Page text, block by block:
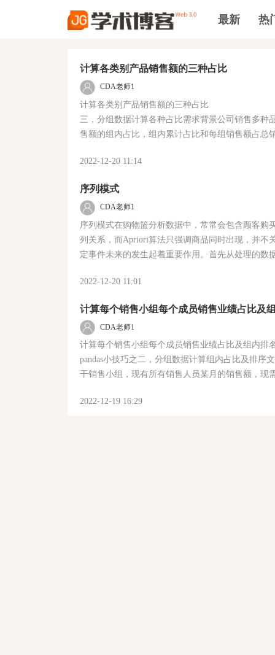
最新 热
计算各类别产品销售额的三种占比
CDA老师1
计算各类别产品销售额的三种占比 ----------- 每篇一个
三，分组数据计算各种占比需求背景公司销售多
售额的组内占比，组内累计占比和每组销售额占总
2022-12-20 11:14
序列模式
CDA老师1
序列模式在购物篮分析数据中，常常会包含顾客
列关系，而Apriori算法只强调商品同时出现，并不
定事件未来的发生起着重要作用。首先从处理的
2022-12-20 11:01
计算每个销售小组每个成员销售业绩占比及
CDA老师1
计算每个销售小组每个成员销售业绩占比及
pandas小技巧之二，分组数据计算组内占比及排序
干销售小组，现有所有销售人员某月的销售额，现
2022-12-19 16:29